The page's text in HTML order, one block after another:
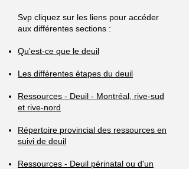
Svp cliquez sur les liens pour accéder
aux différentes sections :
Qu'est-ce que le deuil
Les différentes étapes du deuil
Ressources - Deuil - Montréal, rive-sud
et rive-nord
Répertoire provincial des ressources en
suivi de deuil
Ressources - Deuil périnatal ou d'un